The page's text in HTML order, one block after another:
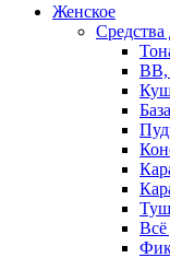
Женское
Средства
BB,
Всё